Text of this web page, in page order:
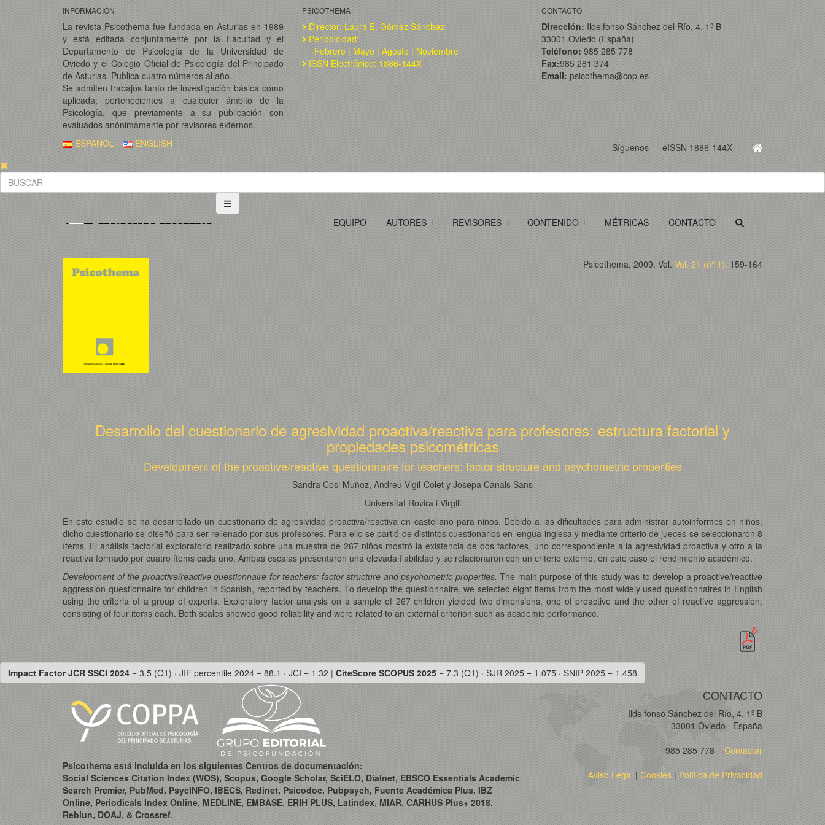
INFORMACIÓN
La revista Psicothema fue fundada en Asturias en 1989
y está editada conjuntamente por la Facultad y el
Departamento de Psicología de la Universidad de
Oviedo y el Colegio Oficial de Psicología del Principado
de Asturias. Publica cuatro números al año.
Se admiten trabajos tanto de investigación básica como
aplicada, pertenecientes a cualquier ámbito de la
Psicología, que previamente a su publicación son
evaluados anónimamente por revisores externos.
PSICOTHEMA
Director: Laura E. Gómez Sánchez
Periodicidad:
Febrero | Mayo | Agosto | Noviembre
ISSN Electrónico: 1886-144X
CONTACTO
Dirección: Ildelfonso Sánchez del Río, 4, 1º B
33001 Oviedo (España)
Teléfono: 985 285 778
Fax:985 281 374
Email: psicothema@cop.es
Síguenos eISSN 1886-144X
ESPAÑOL ENGLISH
EQUIPO AUTORES REVISORES CONTENIDO MÉTRICAS CONTACTO
Psicothema, 2009. Vol. Vol. 21 (nº 1). 159-164
Desarrollo del cuestionario de agresividad proactiva/reactiva para profesores: estructura factorial y
propiedades psicométricas
Development of the proactive/reactive questionnaire for teachers: factor structure and psychometric properties
Sandra Cosi Muñoz, Andreu Vigil-Colet y Josepa Canals Sans
Universitat Rovira i Virgili
En este estudio se ha desarrollado un cuestionario de agresividad proactiva/reactiva en castellano para niños. Debido a las dificultades para administrar autoinformes en niños,
dicho cuestionario se diseñó para ser rellenado por sus profesores. Para ello se partió de distintos cuestionarios en lengua inglesa y mediante criterio de jueces se seleccionaron 8
ítems. El análisis factorial exploratorio realizado sobre una muestra de 267 niños mostró la existencia de dos factores, uno correspondiente a la agresividad proactiva y otro a la
reactiva formado por cuatro ítems cada uno. Ambas escalas presentaron una elevada fiabilidad y se relacionaron con un criterio externo, en este caso el rendimiento académico.
Development of the proactive/reactive questionnaire for teachers: factor structure and psychometric properties. The main purpose of this study was to develop a proactive/reactive
aggression questionnaire for children in Spanish, reported by teachers. To develop the questionnaire, we selected eight items from the most widely used questionnaires in English
using the criteria of a group of experts. Exploratory factor analysis on a sample of 267 children yielded two dimensions, one of proactive and the other of reactive aggression,
consisting of four items each. Both scales showed good reliability and were related to an external criterion such as academic performance.
Impact Factor JCR SSCI 2024 = 3.5 (Q1) · JIF percentile 2024 = 88.1 · JCI = 1.32 | CiteScore SCOPUS 2025 = 7.3 (Q1) · SJR 2025 = 1.075 · SNIP 2025 = 1.458
Psicothema está incluida en los siguientes Centros de documentación:
Social Sciences Citation Index (WOS), Scopus, Google Scholar, SciELO, Dialnet, EBSCO Essentials Academic
Search Premier, PubMed, PsycINFO, IBECS, Redinet, Psicodoc, Pubpsych, Fuente Académica Plus, IBZ
Online, Periodicals Index Online, MEDLINE, EMBASE, ERIH PLUS, Latindex, MIAR, CARHUS Plus+ 2018,
Rebiun, DOAJ, & Crossref.
CONTACTO
Ildelfonso Sánchez del Río, 4, 1º B
33001 Oviedo · España
985 285 778 Contactar
Aviso Legal | Cookies | Política de Privacidad